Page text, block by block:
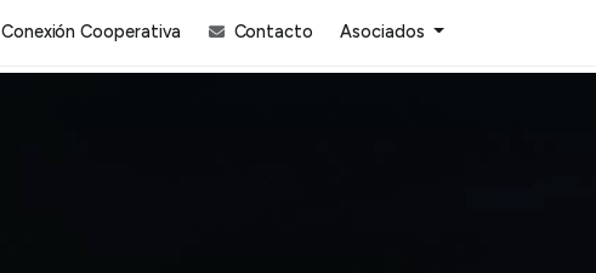
Conexión Cooperativa Contacto Asociados